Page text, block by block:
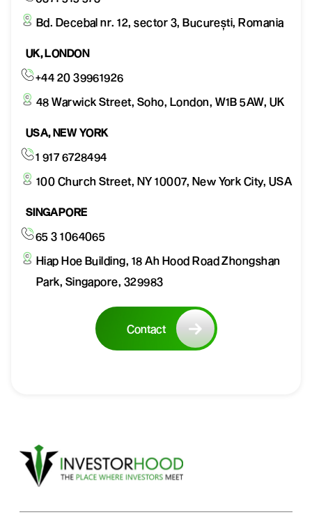
Bd. Decebal nr. 12, sector 3, București, Romania
UK, LONDON
+44 20 39961926
48 Warwick Street, Soho, London, W1B 5AW, UK
USA, NEW YORK
1 917 6728494
100 Church Street, NY 10007, New York City, USA
SINGAPORE
65 3 1064065
Hiap Hoe Building, 18 Ah Hood Road Zhongshan
Park, Singapore, 329983
Contact